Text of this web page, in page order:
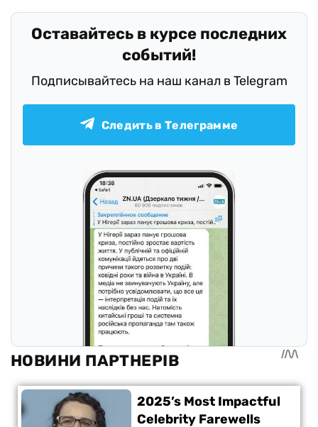
Оставайтесь в курсе последних
событий!
Подписывайтесь на наш канал в Telegram
Следить в Телеграмме